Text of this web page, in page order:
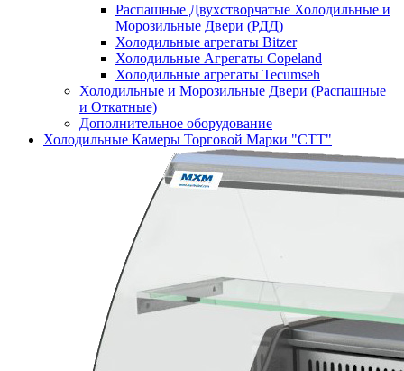
Распашные Двухстворчатые Холодильные и
Морозильные Двери (РДД)
Холодильные агрегаты Bitzer
Холодильные Агрегаты Copeland
Холодильные агрегаты Tecumseh
Холодильные и Морозильные Двери (Распашные
и Откатные)
Дополнительное оборудование
Холодильные Камеры Торговой Марки "СТТ"